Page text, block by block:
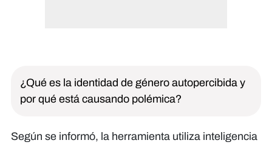
¿Qué es la identidad de género autopercibida y
por qué está causando polémica?
Según se informó, la herramienta utiliza inteligencia